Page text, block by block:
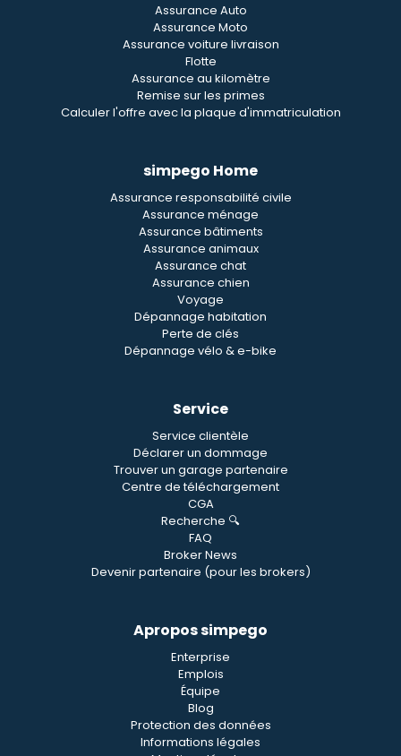
Assurance Auto
Assurance Moto
Assurance voiture livraison
Flotte
Assurance au kilomètre
Remise sur les primes
Calculer l'offre avec la plaque d'immatriculation
simpego Home
Assurance responsabilité civile
Assurance ménage
Assurance bâtiments
Assurance animaux
Assurance chat
Assurance chien
Voyage
Dépannage habitation
Perte de clés
Dépannage vélo & e-bike
Service
Service clientèle
Déclarer un dommage
Trouver un garage partenaire
Centre de téléchargement
CGA
Recherche 🔍
FAQ
Broker News
Devenir partenaire (pour les brokers)
Apropos simpego
Enterprise
Emplois
Équipe
Blog
Protection des données
Informations légales